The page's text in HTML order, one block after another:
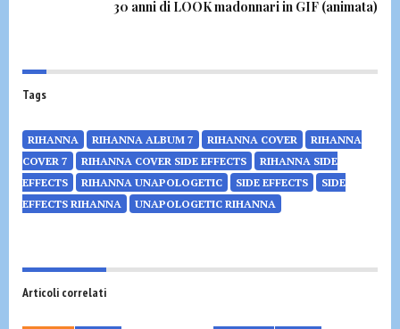
30 anni di LOOK madonnari in GIF (animata)
Tags
RIHANNA RIHANNA ALBUM 7 RIHANNA COVER
RIHANNA
COVER 7
RIHANNA COVER SIDE EFFECTS
RIHANNA SIDE
EFFECTS
RIHANNA UNAPOLOGETIC SIDE EFFECTS
SIDE
EFFECTS RIHANNA
UNAPOLOGETIC RIHANNA
Articoli correlati